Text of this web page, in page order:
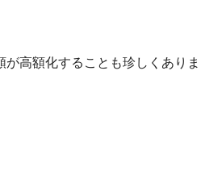
高額化することも珍しくありま